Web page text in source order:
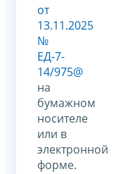
от
13.11.2025
№
ЕД-7-
14/975@
на
бумажном
носителе
или в
электронной
форме.